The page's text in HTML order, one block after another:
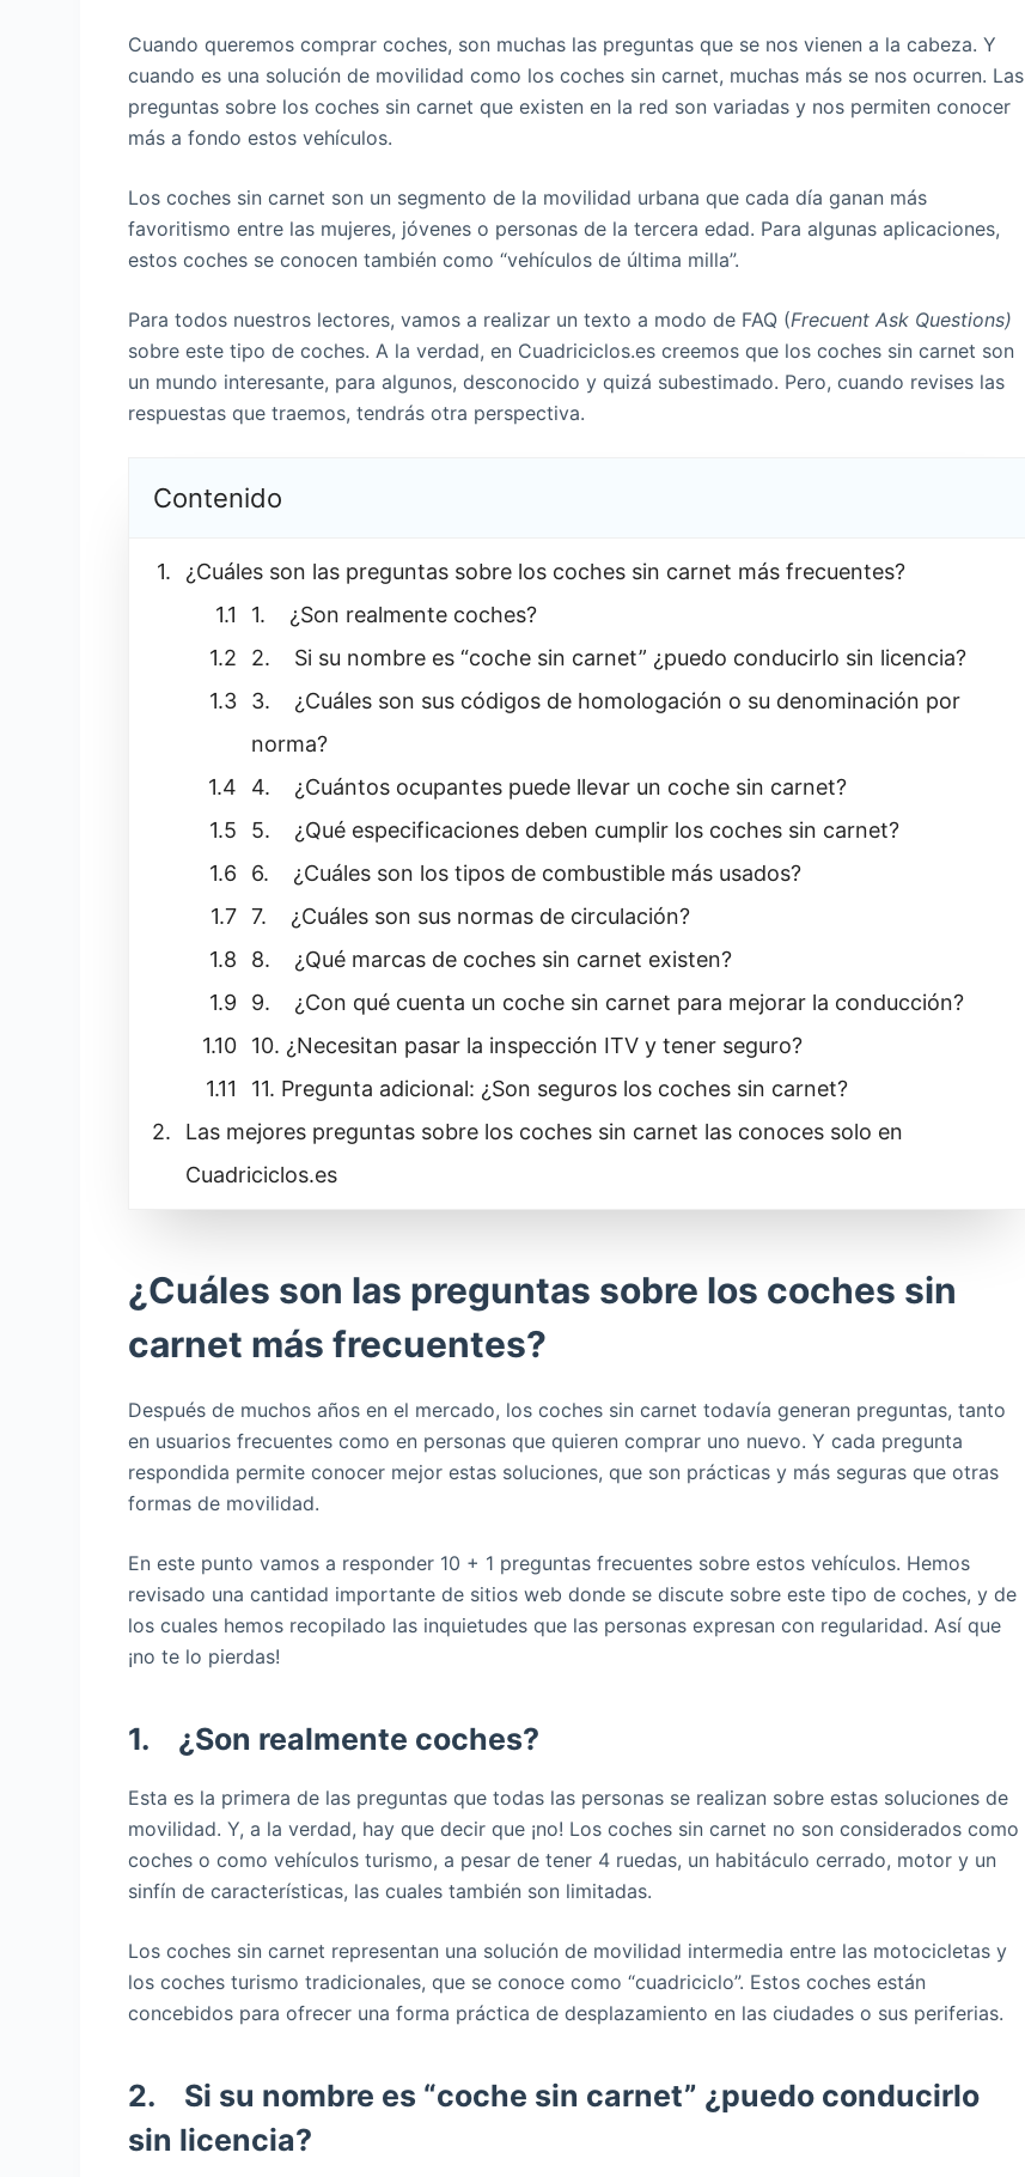
Cuando queremos comprar coches, son muchas las preguntas que se nos vienen a la cabeza. Y
cuando es una solución de movilidad como los coches sin carnet, muchas más se nos ocurren. Las
preguntas sobre los coches sin carnet que existen en la red son variadas y nos permiten conocer
más a fondo estos vehículos.
Los coches sin carnet son un segmento de la movilidad urbana que cada día ganan más
favoritismo entre las mujeres, jóvenes o personas de la tercera edad. Para algunas aplicaciones,
estos coches se conocen también como “vehículos de última milla”.
Para todos nuestros lectores, vamos a realizar un texto a modo de FAQ (Frecuent Ask Questions)
sobre este tipo de coches. A la verdad, en Cuadriciclos.es creemos que los coches sin carnet son
un mundo interesante, para algunos, desconocido y quizá subestimado. Pero, cuando revises las
respuestas que traemos, tendrás otra perspectiva.
Contenido
¿Cuáles son las preguntas sobre los coches sin carnet más frecuentes?
1. ¿Son realmente coches?
2. Si su nombre es “coche sin carnet” ¿puedo conducirlo sin licencia?
3. ¿Cuáles son sus códigos de homologación o su denominación por
norma?
4. ¿Cuántos ocupantes puede llevar un coche sin carnet?
5. ¿Qué especificaciones deben cumplir los coches sin carnet?
6. ¿Cuáles son los tipos de combustible más usados?
7. ¿Cuáles son sus normas de circulación?
8. ¿Qué marcas de coches sin carnet existen?
9. ¿Con qué cuenta un coche sin carnet para mejorar la conducción?
10. ¿Necesitan pasar la inspección ITV y tener seguro?
11. Pregunta adicional: ¿Son seguros los coches sin carnet?
Las mejores preguntas sobre los coches sin carnet las conoces solo en
Cuadriciclos.es
¿Cuáles son las preguntas sobre los coches sin
carnet más frecuentes?
Después de muchos años en el mercado, los coches sin carnet todavía generan preguntas, tanto
en usuarios frecuentes como en personas que quieren comprar uno nuevo. Y cada pregunta
respondida permite conocer mejor estas soluciones, que son prácticas y más seguras que otras
formas de movilidad.
En este punto vamos a responder 10 + 1 preguntas frecuentes sobre estos vehículos. Hemos
revisado una cantidad importante de sitios web donde se discute sobre este tipo de coches, y de
los cuales hemos recopilado las inquietudes que las personas expresan con regularidad. Así que
¡no te lo pierdas!
1. ¿Son realmente coches?
Esta es la primera de las preguntas que todas las personas se realizan sobre estas soluciones de
movilidad. Y, a la verdad, hay que decir que ¡no! Los coches sin carnet no son considerados como
coches o como vehículos turismo, a pesar de tener 4 ruedas, un habitáculo cerrado, motor y un
sinfín de características, las cuales también son limitadas.
Los coches sin carnet representan una solución de movilidad intermedia entre las motocicletas y
los coches turismo tradicionales, que se conoce como “cuadriciclo”. Estos coches están
concebidos para ofrecer una forma práctica de desplazamiento en las ciudades o sus periferias.
2. Si su nombre es “coche sin carnet” ¿puedo conducirlo
sin licencia?